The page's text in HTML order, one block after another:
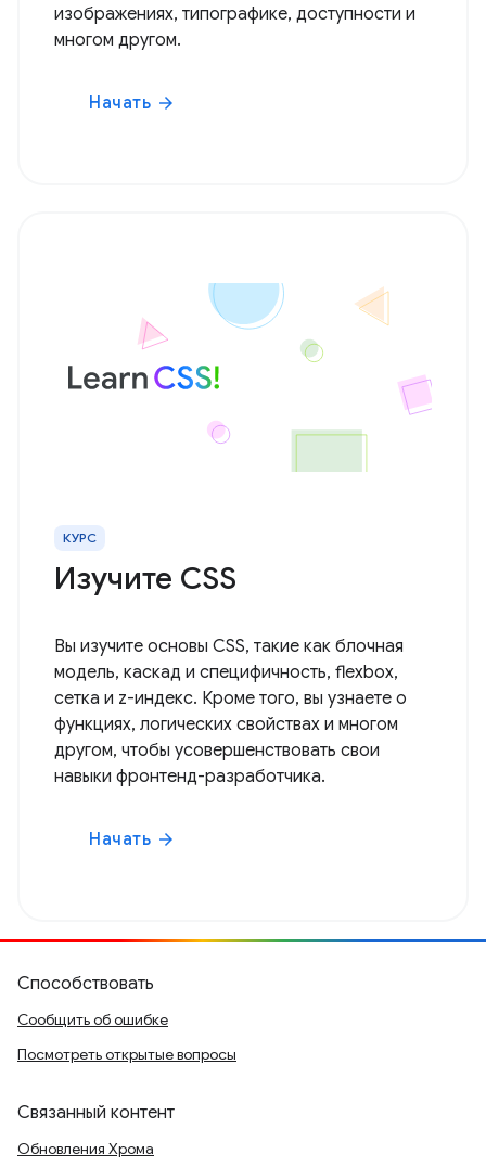
изображениях, типографике, доступности и
многом другом.
Начать arrow_forward
КУРС
Изучите CSS
Вы изучите основы CSS, такие как блочная
модель, каскад и специфичность, flexbox,
сетка и z-индекс. Кроме того, вы узнаете о
функциях, логических свойствах и многом
другом, чтобы усовершенствовать свои
навыки фронтенд-разработчика.
Начать arrow_forward
Способствовать
Сообщить об ошибке
Посмотреть открытые вопросы
Связанный контент
Обновления Хрома